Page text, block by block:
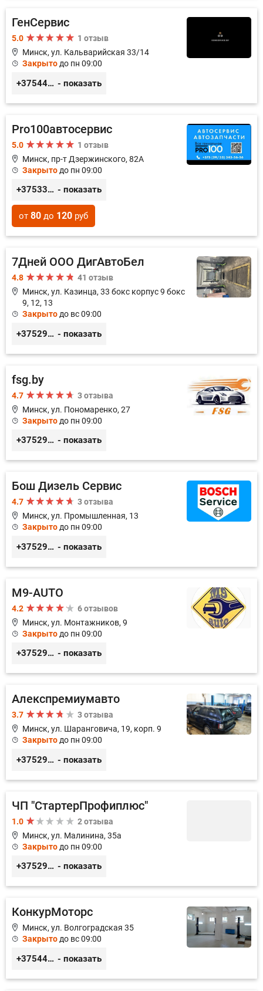
ГенСервис
5.0
1 отзыв
Минск, ул. Кальварийская 33/14
Закрыто до пн 09:00
+375444649592 - показать
Pro100автосервис
5.0
1 отзыв
Минск, пр-т Дзержинского, 82А
Закрыто до пн 09:00
+375333435656 - показать
от 80 до 120 руб
7Дней ООО ДигАвтоБел
4.8
41 отзыв
Минск, ул. Казинца, 33 бокс корпус 9 бокс
9, 12, 13
Закрыто до вс 09:00
+375296518100 - показать
fsg.by
4.7
3 отзыва
Минск, ул. Пономаренко, 27
Закрыто до пн 09:00
+375291882338 - показать
Бош Дизель Сервис
4.7
3 отзыва
Минск, ул. Промышленная, 13
Закрыто до пн 09:00
+375296309894 - показать
M9-AUTO
4.2
6 отзывов
Минск, ул. Монтажников, 9
Закрыто до пн 09:00
+375299395764 - показать
Алекспремиумавто
3.7
3 отзыва
Минск, ул. Шаранговича, 19, корп. 9
Закрыто до пн 09:00
+375293398368 - показать
ЧП "СтартерПрофиплюс"
1.0
2 отзыва
Минск, ул. Малинина, 35а
Закрыто до пн 09:00
+375291023838 - показать
КонкурМоторс
Минск, ул. Волгоградская 35
Закрытодо вс 09:00
+375445197887 - показать